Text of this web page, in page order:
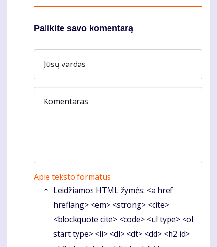
Palikite savo komentarą
Jūsų vardas
Komentaras
Apie teksto formatus
Leidžiamos HTML žymės: <a href
hreflang> <em> <strong> <cite>
<blockquote cite> <code> <ul type> <ol
start type> <li> <dl> <dt> <dd> <h2 id>